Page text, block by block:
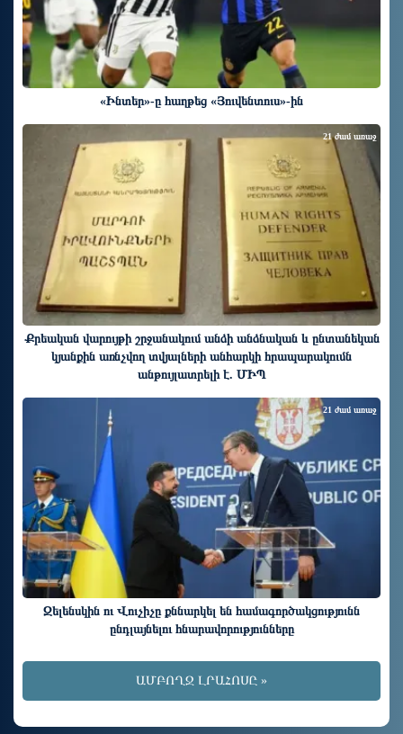
«Ինտեր»-ը հաղթեց «Յուվենտուս»-ին
Քրեական վարույթի շրջանակում անձի անձնական և ընտանեկան
կյանքին առնչվող տվյալների անհարկի հրապարակումն
անթույլատրելի է. ՄԻՊ
21 ժամ առաջ
Զելենսկին ու Վուչիչը քննարկել են համագործակցությունն
ընդլայնելու հնարավորությունները
21 ժամ առաջ
ԱՄԲՈՂՋ ԼՐԱՀՈՍԸ »